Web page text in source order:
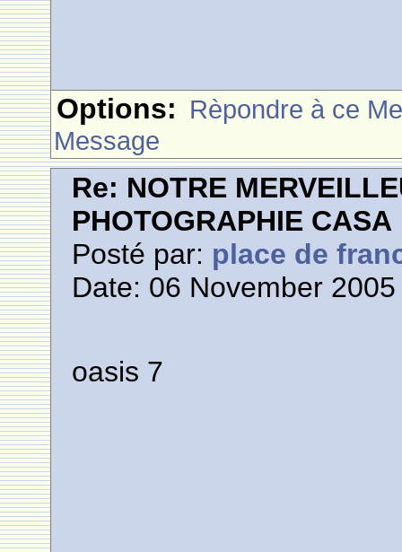
Options: Rèpondre à ce
Message
Re: NOTRE
PHOTOGRAPHIE CASA
Posté par: place de
Date: 06 November
oasis 7